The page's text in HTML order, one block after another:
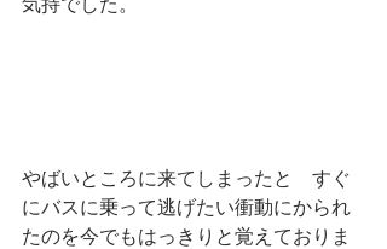
気持でした。
やばいところに来てしまったと　すぐ
にバスに乗って逃げたい衝動にかられ
たのを今でもはっきりと覚えておりま